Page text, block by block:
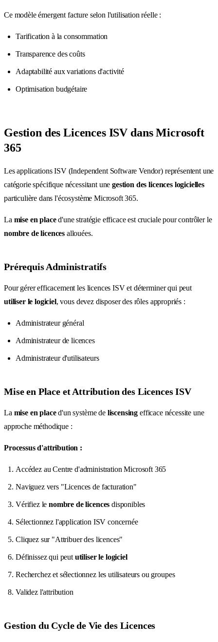
Ce modèle émergent facture selon l'utilisation réelle :
Tarification à la consommation
Transparence des coûts
Adaptabilité aux variations d'activité
Optimisation budgétaire
Gestion des Licences ISV dans Microsoft
365
Les applications ISV (Independent Software Vendor) représentent une
catégorie spécifique nécessitant unegestion des licences logicielles
particulière dans l'écosystème Microsoft 365.
La mise en placed'une stratégie efficace est cruciale pour contrôler le
nombre de licences allouées.
Prérequis Administratifs
Pour gérer efficacement les licences ISV et déterminer qui peut
utiliser le logiciel, vous devez disposer des rôles appropriés :
Administrateur général
Administrateur de licences
Administrateur d'utilisateurs
Mise en Place et Attribution des Licences ISV
La mise en placed'un système de liscensing efficace nécessite une
approche méthodique :
Processus d'attribution :
Accédez au Centre d'administration Microsoft 365
Naviguez vers "Licences de facturation"
Vérifiez lenombre de licences disponibles
Sélectionnez l'application ISV concernée
Cliquez sur "Attribuer des licences"
Définissez qui peut utiliser le logiciel
Recherchez et sélectionnez les utilisateurs ou groupes
Validez l'attribution
Gestion du Cycle de Vie des Licences